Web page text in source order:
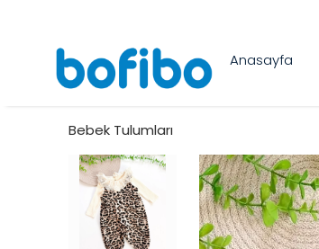
Anasayfa
Bebek Tulumları